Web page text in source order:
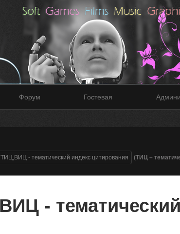
Форум Гостевая
ТИЦ,ВИЦ - тематический индекс цитирования
(ТИЦ –
-